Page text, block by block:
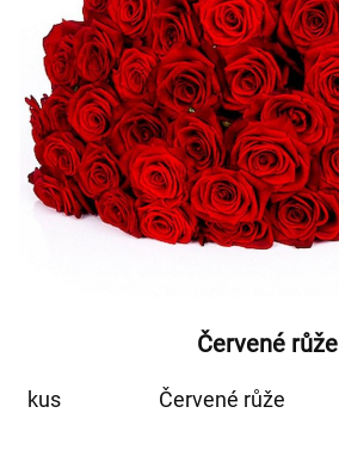
Červené růže
kus Červené růže